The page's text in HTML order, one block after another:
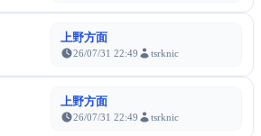
上野方面
26/07/31 22:49 tsrknic
上野方面
26/07/31 22:49 tsrknic